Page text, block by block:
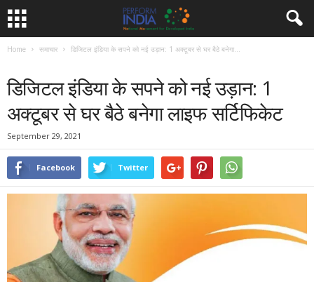
Home समाचार डिजिटल इंडिया के सपने को नई उड़ान: 1 अक्टूबर से घर बैठे बनेगा...
डिजिटल इंडिया के सपने को नई उड़ान: 1
अक्टूबर से घर बैठे बनेगा लाइफ सर्टिफिकेट
September 29, 2021
Facebook Twitter